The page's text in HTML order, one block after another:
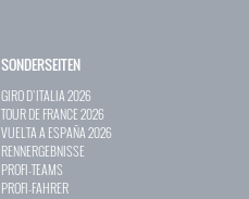
SONDERSEITEN
GIRO D`ITALIA 2026
TOUR DE FRANCE 2026
VUELTA A ESPAÑA 2026
RENNERGEBNISSE
PROFI-TEAMS
PROFI-FAHRER